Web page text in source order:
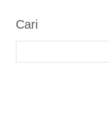
Cari